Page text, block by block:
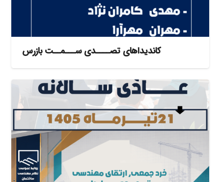
کاندیداهای تصــــدی ســـمــت بازرس